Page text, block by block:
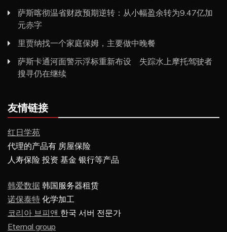
萨斯喀彻温省财政预期逆转：从小幅盈余转为9.47亿加
元赤字
里贾纳找一个家庭保姆，主要做中晚餐
萨斯卡通河面警示浮标重新布设 失踪水上摩托驾驶者
搜寻仍在继续
友情链接
红日学苑
代理的产品有 房屋保险
人寿保险 投资 基金 银行等产品
韩爱数据 韩国服务器租赁
诺保泰特 化学加工
코리아 브피앤 한국 서버 전문가
Eternal group